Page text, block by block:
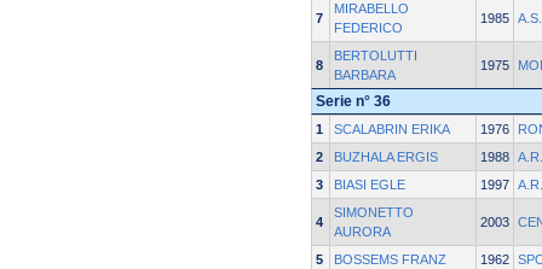
7
MIRABELLO
FEDERICO
1985
8
BERTOLUTTI
BARBARA
1975
Serie n° 36
1 SCALABRIN ERIKA 1976
2
BUZHALA ERGIS 1988
3
BIASI EGLE 1997
4
SIMONETTO
AURORA
2003
5 BOSSEMS FRANZ 1962